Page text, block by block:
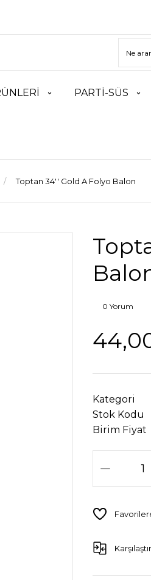
PARTİ-SÜS
Toptan 34'' Gold A Folyo Balon
0 Yorum
Kategori
Stok Kodu
Birim Fiyat
Karşılaştır